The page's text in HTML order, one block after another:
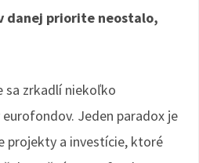
danej priorite neostalo,
sa zrkadlí niekoľko
Jeden paradox je
projekty a investície, ktoré